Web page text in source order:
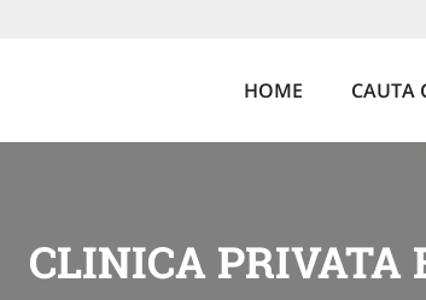
HOME CAUTA
CLINICA PRIVATA